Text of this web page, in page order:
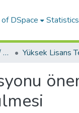
DSpace Statistics
Sosyal Bilimler Enstitüsü / Social Sciences Institute Yüksek Lisans